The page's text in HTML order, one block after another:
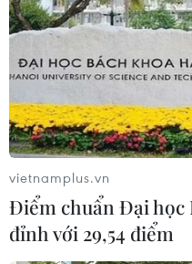
xét nghiệm, vaccine,
tại Hà Nội, TP.HCM và Bộ
vietnamplus.vn
Điểm chuẩn Đại học
đỉnh với 29,54 điểm